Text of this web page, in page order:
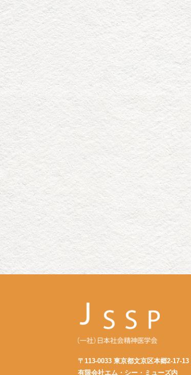
〒113-0033 東京都文京区本郷2-17-
有限会社エム・シー・ミューズ内